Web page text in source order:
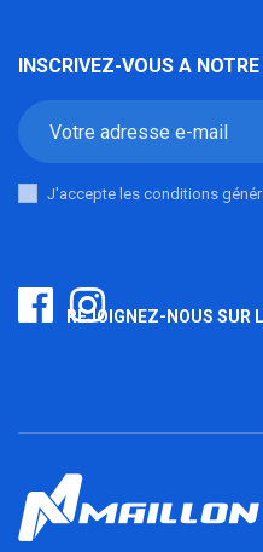
INSCRIVEZ-VOUS A
J'accepte les conditions
REJOIGNEZ-NOUS SUR